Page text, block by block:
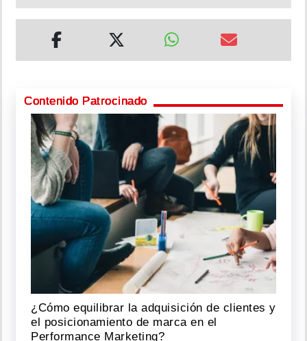
Contenido Patrocinado
¿Cómo equilibrar la adquisición de clientes y
el posicionamiento de marca en el
Performance Marketing?